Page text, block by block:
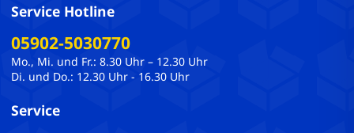
Service Hotline
05902-5030770
Mo., Mi. und Fr.: 8.30 Uhr – 12.30 Uhr
Di. und Do.: 12.30 Uhr - 16.30 Uhr
Service